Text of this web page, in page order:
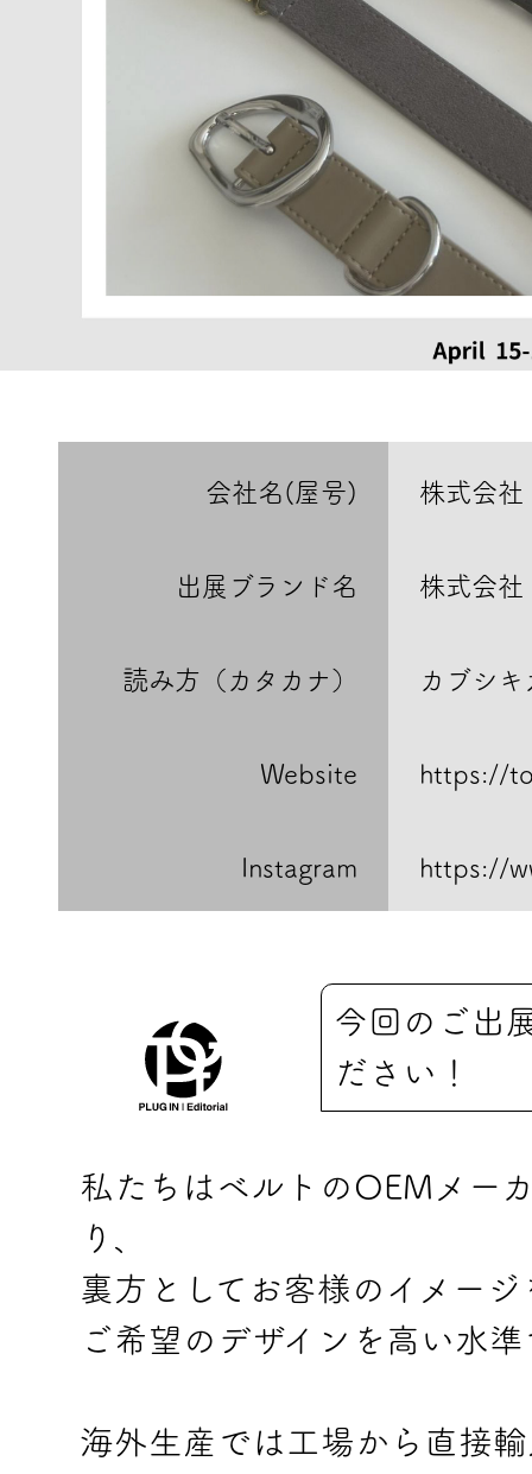
会社名(屋号) 株式会社
出展ブランド名 株式会社
読み方（カタカナ） カブシ
Website https://
Instagram https://
今回のご出
ださい！
私たちはベルトのOEMメー
り、
裏方としてお客様のイメー
ご希望のデザインを高い水
海外生産では工場から直接